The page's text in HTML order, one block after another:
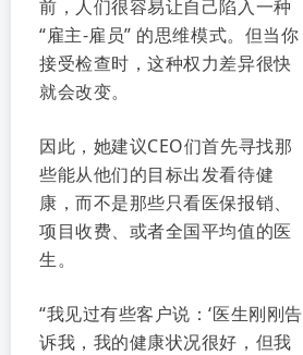
前，人们很容易让自己陷入一种
“雇主-雇员” 的思维模式。但当你
接受检查时，这种权力差异很快
就会改变。
因此，她建议CEO们首先寻找那
些能从他们的目标出发看待健
康，而不是那些只看医保报销、
项目收费、或者全国平均值的医
生。
“我见过有些客户说：‘医生刚刚告
诉我，我的健康状况很好，但我